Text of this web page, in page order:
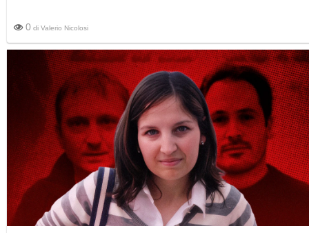
0 di Valerio Nicolosi